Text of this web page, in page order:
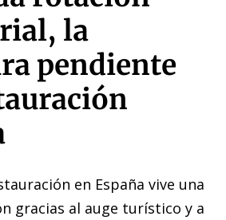
la
pendiente
en España vive una
gracias al auge turístico y a